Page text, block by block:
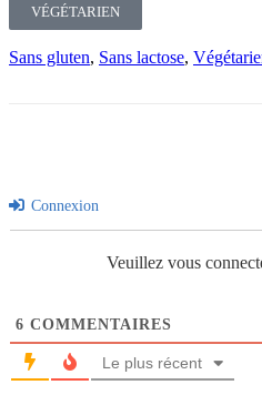
VÉGÉTARIEN
Sans gluten, Sans lactose,
Connexion
Veuillez vous
6 COMMENTAIRES
Le plus récent